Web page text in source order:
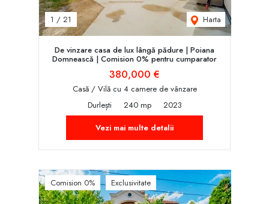
1 / 21 Harta
De vinzare casa de lux lângă pădure | Poiana
Domnească | Comision 0% pentru cumparator
380,000 €
Casă / Vilă cu 4 camere de vânzare
Durlești
240 mp
2023
Vezi mai multe detalii
Comision 0% Exclusivitate